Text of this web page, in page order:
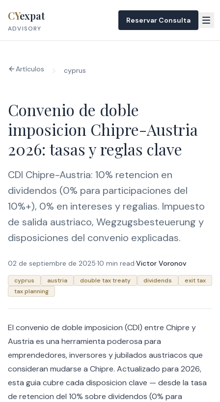
CYexpat
ADVISORY
Reservar Consulta
Artículos cyprus
Convenio de doble
imposicion Chipre-Austria
2026: tasas y reglas clave
CDI Chipre-Austria: 10% retencion en
dividendos (0% para participaciones del
10%+), 0% en intereses y regalias. Impuesto
de salida austriaco, Wegzugsbesteuerung y
disposiciones del convenio explicadas.
02 de septiembre de 2025·10 min read·Victor Voronov
cyprus austria double tax treaty dividends
exit tax
tax planning
El convenio de doble imposicion (CDI) entre Chipre y
Austria es una herramienta poderosa para
emprendedores, inversores y jubilados austriacos que
consideran mudarse a Chipre. Actualizado para 2026,
esta guia cubre cada disposicion clave — desde la tasa
de retencion del 10% sobre dividendos (0% para